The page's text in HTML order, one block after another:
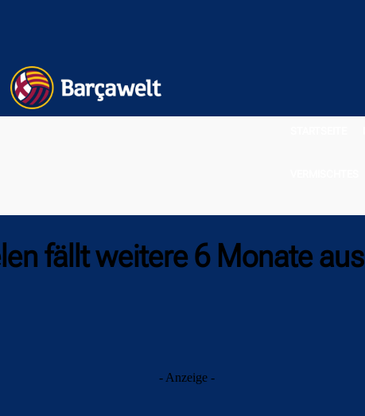
fällt weitere 6 Monate aus
- Anzeige -